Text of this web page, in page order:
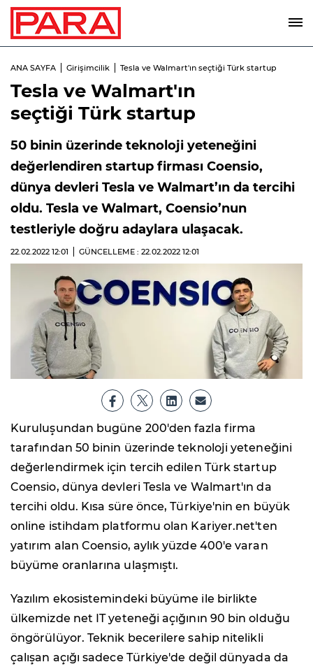
ANA SAYFA Girişimcilik Tesla ve Walmart'ın seçtiği Türk startup
Tesla ve Walmart'ın
seçtiği Türk startup
50 binin üzerinde teknoloji yeteneğini
değerlendiren startup firması Coensio,
dünya devleri Tesla ve Walmart’ın da tercihi
oldu. Tesla ve Walmart, Coensio’nun
testleriyle doğru adaylara ulaşacak.
22.02.2022 12:01 GÜNCELLEME : 22.02.2022 12:01
Kuruluşundan bugüne 200'den fazla firma
tarafından 50 binin üzerinde teknoloji yeteneğini
değerlendirmek için tercih edilen Türk startup
Coensio, dünya devleri Tesla ve Walmart'ın da
tercihi oldu. Kısa süre önce, Türkiye'nin en büyük
online istihdam platformu olan Kariyer.net'ten
yatırım alan Coensio, aylık yüzde 400'e varan
büyüme oranlarına ulaşmıştı.
Yazılım ekosistemindeki büyüme ile birlikte
ülkemizde net IT yeteneği açığının 90 bin olduğu
öngörülüyor. Teknik becerilere sahip nitelikli
çalışan açığı sadece Türkiye'de değil dünyada da